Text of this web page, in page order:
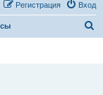
Вход
Регистрация